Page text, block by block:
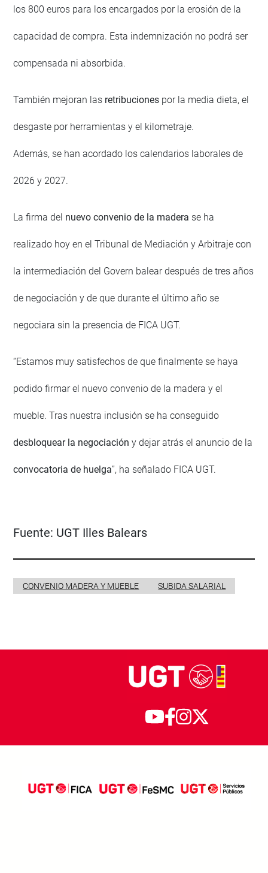
los 800 euros para los encargados por la erosión de la
capacidad de compra. Esta indemnización no podrá ser
compensada ni absorbida.
También mejoran las retribuciones por la media dieta, el
desgaste por herramientas y el kilometraje.
Además, se han acordado los calendarios laborales de
2026 y 2027.
La firma del nuevo convenio de la madera se ha
realizado hoy en el Tribunal de Mediación y Arbitraje con
la intermediación del Govern balear después de tres años
de negociación y de que durante el último año se
negociara sin la presencia de FICA UGT.
“Estamos muy satisfechos de que finalmente se haya
podido firmar el nuevo convenio de la madera y el
mueble. Tras nuestra inclusión se ha conseguido
desbloquear la negociación y dejar atrás el anuncio de la
convocatoria de huelga”, ha señalado FICA UGT.
Fuente: UGT Illes Balears
CONVENIO MADERA Y MUEBLE SUBIDA SALARIAL